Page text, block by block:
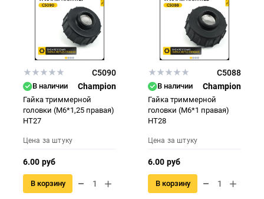
C5090
В наличии Champion
Гайка триммерной
головки (М6*1,25 правая)
НТ27
Цена за штуку
6.00 руб
В корзину
C5088
В наличии Champion
Гайка триммерной
головки (М6*1 правая)
НТ28
Цена за штуку
6.00 руб
В корзину